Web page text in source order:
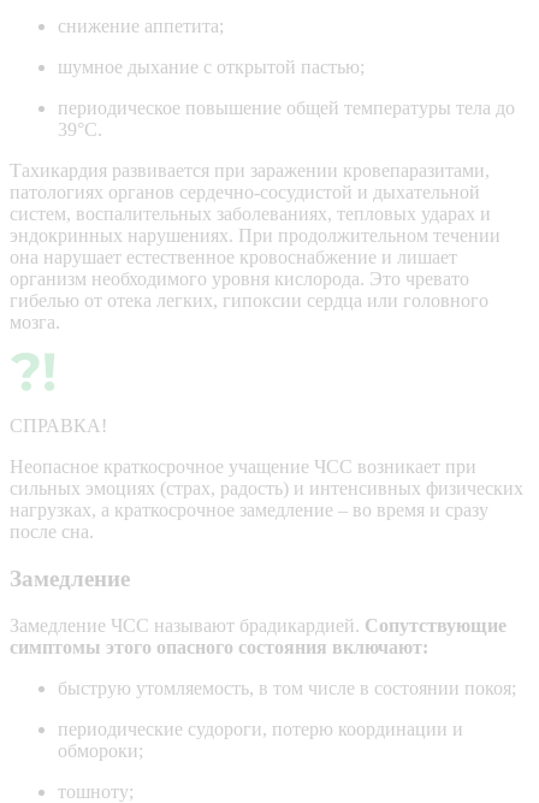
снижение аппетита;
шумное дыхание с открытой пастью;
периодическое повышение общей температуры тела до
39°С.
Тахикардия развивается при заражении кровепаразитами,
патологиях органов сердечно-сосудистой и дыхательной
систем, воспалительных заболеваниях, тепловых ударах и
эндокринных нарушениях. При продолжительном течении
она нарушает естественное кровоснабжение и лишает
организм необходимого уровня кислорода. Это чревато
гибелью от отека легких, гипоксии сердца или головного
мозга.
СПРАВКА!
Неопасное краткосрочное учащение ЧСС возникает при
сильных эмоциях (страх, радость) и интенсивных физических
нагрузках, а краткосрочное замедление – во время и сразу
после сна.
Замедление
Замедление ЧСС называют брадикардией. Сопутствующие
симптомы этого опасного состояния включают:
быструю утомляемость, в том числе в состоянии покоя;
периодические судороги, потерю координации и
обмороки;
тошноту;